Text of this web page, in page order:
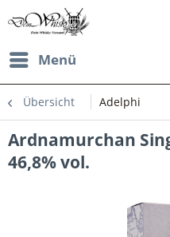
Menü
Übersicht Adelphi
Ardnamurchan
46,8% vol.